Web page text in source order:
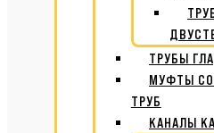
ТРУБЫ
МУФТЫ
ТРУБ
КАНАЛЫ